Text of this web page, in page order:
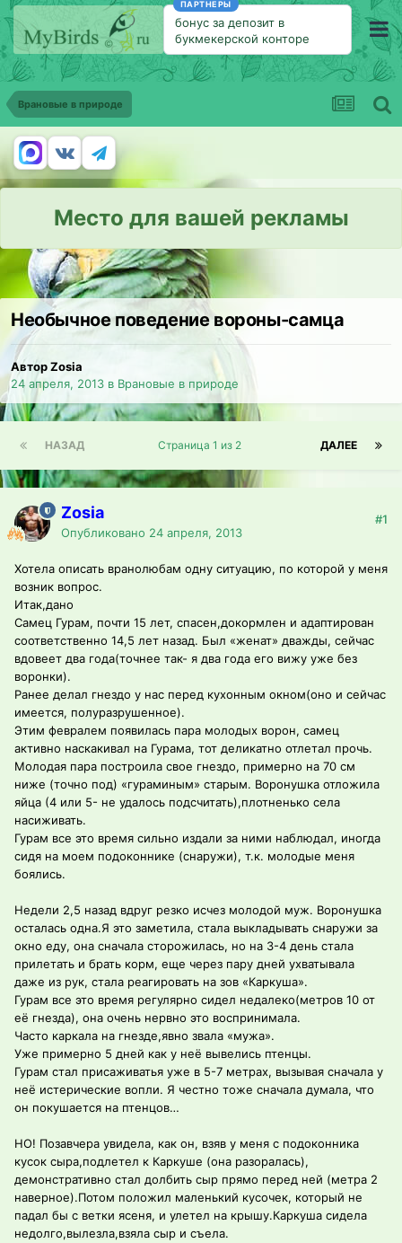
ПАРТНЕРЫ
бонус за депозит в
букмекерской конторе
Врановые в природе
Место для вашей рекламы
Необычное поведение вороны-самца
Автор Zosia
24 апреля, 2013 в Врановые в природе
НАЗАД ДАЛЕЕ
Страница 1 из 2
Zosia
Опубликовано 24 апреля, 2013
#1
Хотела описать вранолюбам одну ситуацию, по которой у меня
возник вопрос.
Итак,дано
Самец Гурам, почти 15 лет, спасен,докормлен и адаптирован
соответственно 14,5 лет назад. Был «женат» дважды, сейчас
вдовеет два года(точнее так- я два года его вижу уже без
воронки).
Ранее делал гнездо у нас перед кухонным окном(оно и сейчас
имеется, полуразрушенное).
Этим февралем появилась пара молодых ворон, самец
активно наскакивал на Гурама, тот деликатно отлетал прочь.
Молодая пара построила свое гнездо, примерно на 70 см
ниже (точно под) «гураминым» старым. Воронушка отложила
яйца (4 или 5- не удалось подсчитать),плотненько села
насиживать.
Гурам все это время сильно издали за ними наблюдал, иногда
сидя на моем подоконнике (снаружи), т.к. молодые меня
боялись.
Недели 2,5 назад вдруг резко исчез молодой муж. Воронушка
осталась одна.Я это заметила, стала выкладывать снаружи за
окно еду, она сначала сторожилась, но на 3-4 день стала
прилетать и брать корм, еще через пару дней ухватывала
даже из рук, стала реагировать на зов «Каркуша».
Гурам все это время регулярно сидел недалеко(метров 10 от
её гнезда), она очень нервно это воспринимала.
Часто каркала на гнезде,явно звала «мужа».
Уже примерно 5 дней как у неё вывелись птенцы.
Гурам стал присаживатья уже в 5-7 метрах, вызывая сначала у
неё истерические вопли. Я честно тоже сначала думала, что
он покушается на птенцов…
НО! Позавчера увидела, как он, взяв у меня с подоконника
кусок сыра,подлетел к Каркуше (она разоралась),
демонстративно стал долбить сыр прямо перед ней (метра 2
наверное).Потом положил маленький кусочек, который не
падал бы с ветки ясеня, и улетел на крышу.Каркуша сидела
недолго,вылезла,взяла сыр и съела.